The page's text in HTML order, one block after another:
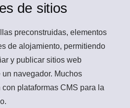
de sitios
preconstruidas, elementos
de alojamiento, permitiendo
y publicar sitios web
navegador. Muchos
plataformas CMS para la